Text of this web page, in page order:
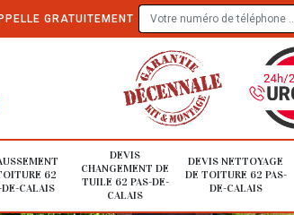
GRATUITEMENT
62
DE-CALAIS
DEVIS
CHANGEMENT DE
TUILE 62 PAS-DE-
CALAIS
DEVIS NETTOYAGE
DE TOITURE 62 PAS-
DE-CALAIS